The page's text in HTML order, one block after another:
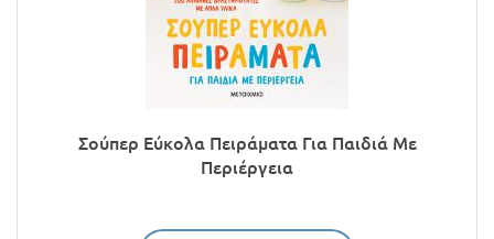
Σούπερ Εύκολα Πειράματα Για Παιδιά Με
Περιέργεια